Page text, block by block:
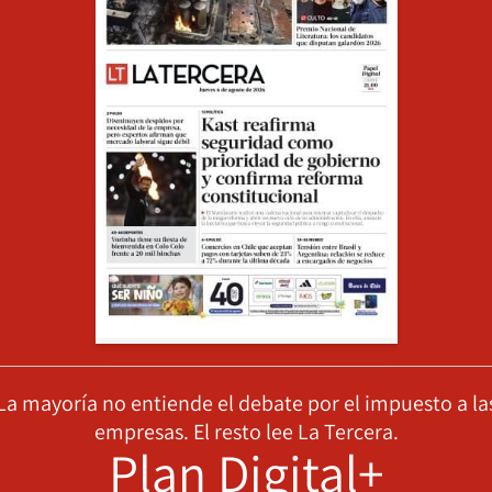
mayoría no entiende el debate por el impuesto a
empresas. El resto lee La Tercera.
Plan Digital+